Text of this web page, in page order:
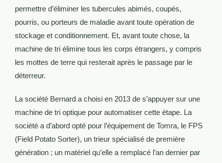
permettre d’éliminer les tubercules abimés, coupés,
pourris, ou porteurs de maladie avant toute opération de
stockage et conditionnement. Et, avant toute chose, la
machine de tri élimine tous les corps étrangers, y compris
les mottes de terre qui resterait après le passage par le
déterreur.
La société Bernard a choisi en 2013 de s’appuyer sur une
machine de tri optique pour automatiser cette étape. La
société a d’abord opté pour l’équipement de Tomra, le FPS
(Field Potato Sorter), un trieur spécialisé de première
génération ; un matériel qu’elle a remplacé l’an dernier par